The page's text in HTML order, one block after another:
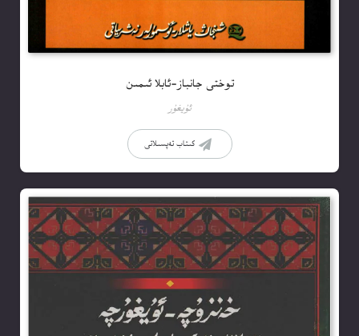
توختى جانباز-ئابلا ئىمىن
ئۇيغۇر
كىتاب تەپسىلاتى